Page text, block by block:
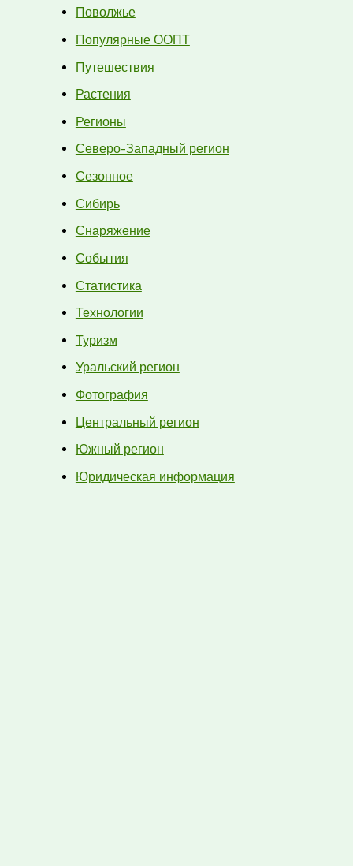
Поволжье
Популярные ООПТ
Путешествия
Растения
Регионы
Северо-Западный регион
Сезонное
Сибирь
Снаряжение
События
Статистика
Технологии
Туризм
Уральский регион
Фотография
Центральный регион
Южный регион
Юридическая информация